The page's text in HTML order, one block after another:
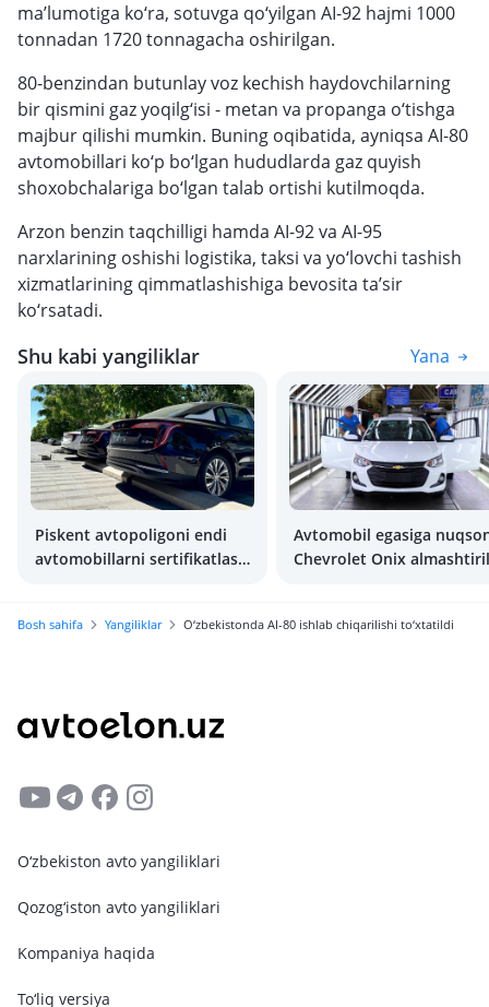
ma’lumotiga ko‘ra, sotuvga qo‘yilgan AI-92 hajmi 1000
tonnadan 1720 tonnagacha oshirilgan.
80-benzindan butunlay voz kechish haydovchilarning
bir qismini gaz yoqilg‘isi - metan va propanga o‘tishga
majbur qilishi mumkin. Buning oqibatida, ayniqsa AI-80
avtomobillari ko‘p bo‘lgan hududlarda gaz quyish
shoxobchalariga bo‘lgan talab ortishi kutilmoqda.
Arzon benzin taqchilligi hamda AI-92 va AI-95
narxlarining oshishi logistika, taksi va yo‘lovchi tashish
xizmatlarining qimmatlashishiga bevosita ta’sir
ko‘rsatadi.
Shu kabi yangiliklar Yana
Piskent avtopoligoni endi
avtomobillarni sertifikatlash
Avtomobil egasiga
Chevrolet Onix
Bosh sahifa Yangiliklar O‘zbekistonda AI-80 ishlab chiqarilishi to‘xtatildi
O‘zbekiston avto yangiliklari
Qozog‘iston avto yangiliklari
Kompaniya haqida
To‘liq versiya